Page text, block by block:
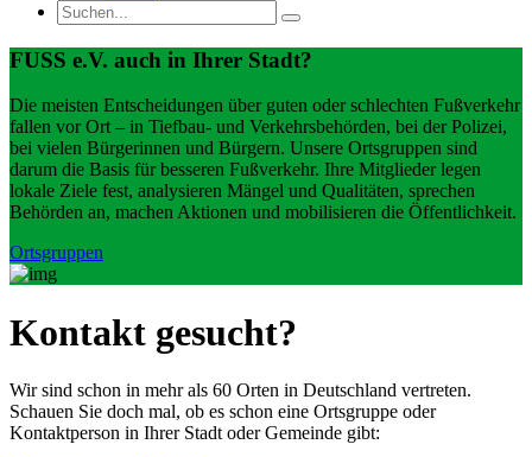
FUSS e.V. auch in Ihrer Stadt?
Die meisten Entscheidungen über guten oder schlechten Fußverkehr
fallen vor Ort – in Tiefbau- und Verkehrsbehörden, bei der Polizei,
bei vielen Bürgerinnen und Bürgern. Unsere Ortsgruppen sind
darum die Basis für besseren Fußverkehr. Ihre Mitglieder legen
lokale Ziele fest, analysieren Mängel und Qualitäten, sprechen
Behörden an, machen Aktionen und mobilisieren die Öffentlichkeit.
Ortsgruppen
Kontakt gesucht?
Wir sind schon in mehr als 60 Orten in Deutschland vertreten.
Schauen Sie doch mal, ob es schon eine Ortsgruppe oder
Kontaktperson in Ihrer Stadt oder Gemeinde gibt: